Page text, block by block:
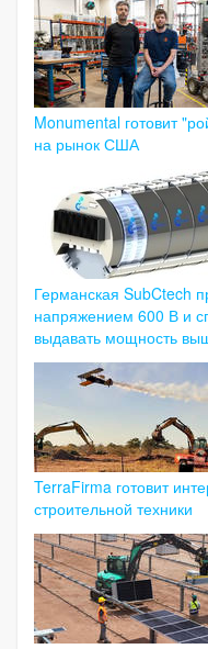
Monumental готовит
на рынок США
Германская SubCtech
напряжением 600 В и
выдавать мощность
TerraFirma готовит
строительной техники